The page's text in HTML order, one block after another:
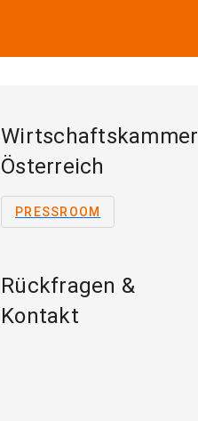
Wirtschaftskammer
Österreich
PRESSROOM
Rückfragen &
Kontakt